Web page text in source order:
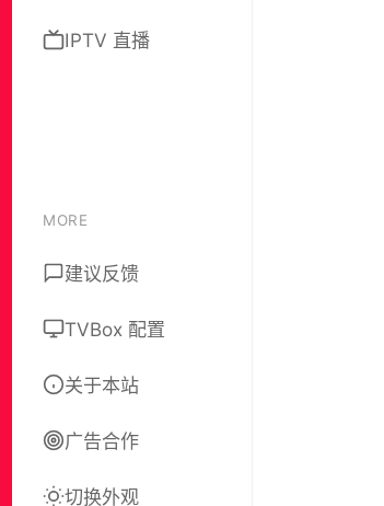
IPTV 直播
MORE
建议反馈
TVBox 配置
关于本站
广告合作
切换外观